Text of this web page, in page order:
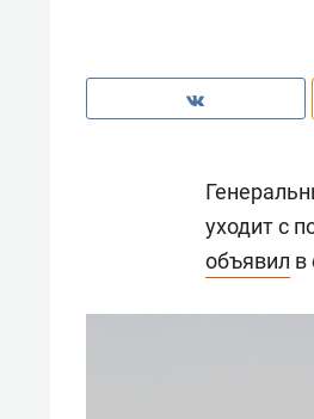
уходит с
объявил в